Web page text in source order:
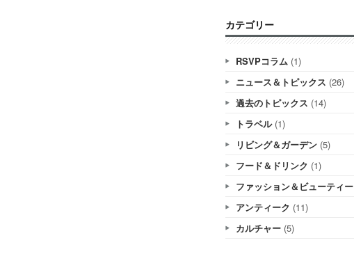
カテゴリー
RSVPコラム (1)
ニュース＆トピックス (26)
過去のトピックス (14)
トラベル(1)
リビング＆ガーデン (5)
フード＆ドリンク (1)
ファッション＆ビューティー
アンティーク (11)
カルチャー (5)